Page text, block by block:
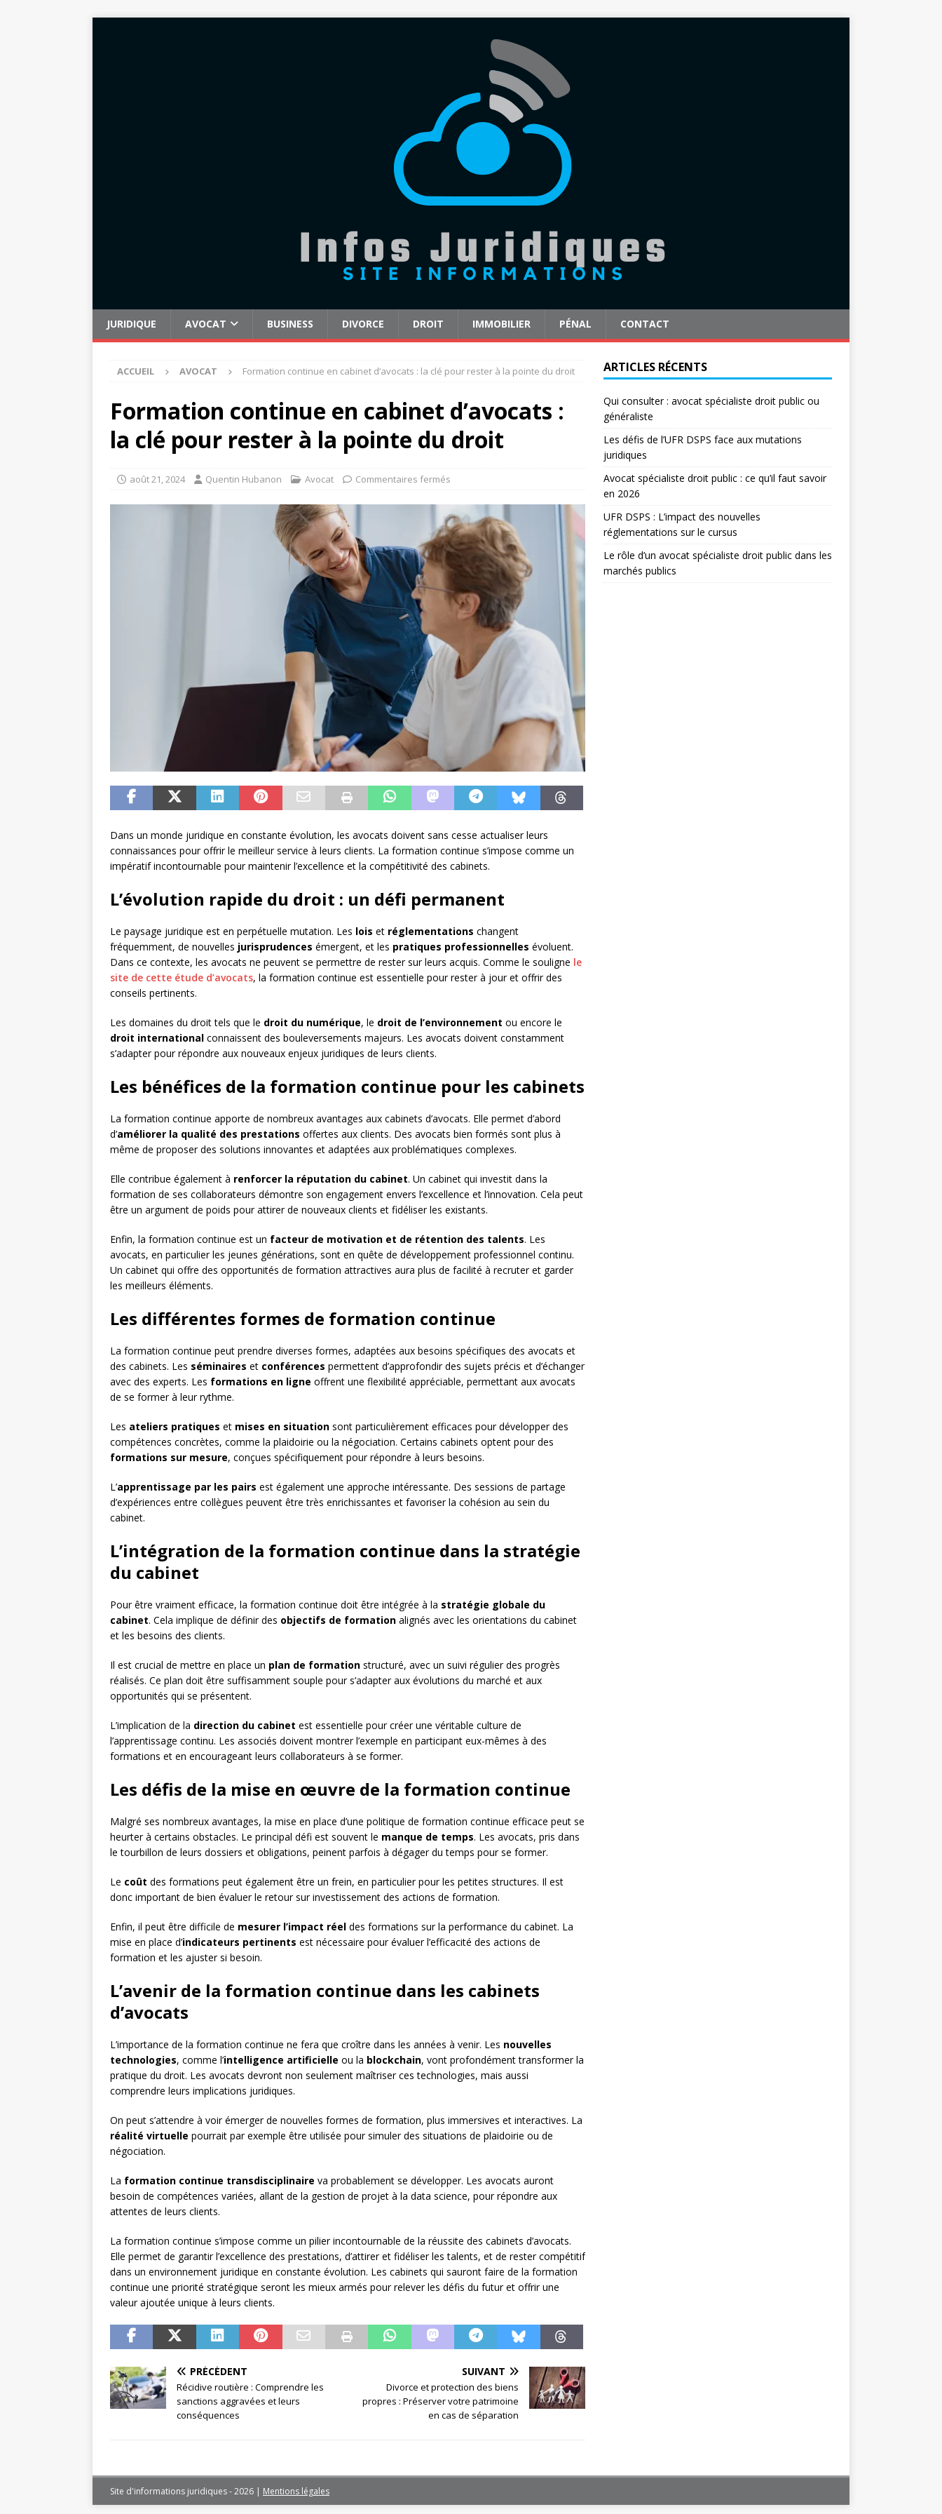
JURIDIQUE AVOCAT BUSINESS DIVORCE DROIT IMMOBILIER PÉNAL CONTACT
ACCUEIL AVOCAT Formation continue en cabinet d’avocats : la clé pour rester à la pointe du droit
Formation continue en cabinet d’avocats :
la clé pour rester à la pointe du droit
août 21, 2024 Quentin Hubanon Avocat Commentaires fermés
Dans un monde juridique en constante évolution, les avocats doivent sans cesse actualiser leurs
connaissances pour offrir le meilleur service à leurs clients. La formation continue s’impose comme un
impératif incontournable pour maintenir l’excellence et la compétitivité des cabinets.
L’évolution rapide du droit : un défi permanent
Le paysage juridique est en perpétuelle mutation. Les lois et réglementations changent
fréquemment, de nouvelles jurisprudences émergent, et les pratiques professionnelles évoluent.
Dans ce contexte, les avocats ne peuvent se permettre de rester sur leurs acquis. Comme le souligne le
site de cette étude d’avocats, la formation continue est essentielle pour rester à jour et offrir des
conseils pertinents.
Les domaines du droit tels que le droit du numérique, le droit de l’environnement ou encore le
droit international connaissent des bouleversements majeurs. Les avocats doivent constamment
s’adapter pour répondre aux nouveaux enjeux juridiques de leurs clients.
Les bénéfices de la formation continue pour les cabinets
La formation continue apporte de nombreux avantages aux cabinets d’avocats. Elle permet d’abord
d’améliorer la qualité des prestations offertes aux clients. Des avocats bien formés sont plus à
même de proposer des solutions innovantes et adaptées aux problématiques complexes.
Elle contribue également à renforcer la réputation du cabinet. Un cabinet qui investit dans la
formation de ses collaborateurs démontre son engagement envers l’excellence et l’innovation. Cela peut
être un argument de poids pour attirer de nouveaux clients et fidéliser les existants.
Enfin, la formation continue est un facteur de motivation et de rétention des talents. Les
avocats, en particulier les jeunes générations, sont en quête de développement professionnel continu.
Un cabinet qui offre des opportunités de formation attractives aura plus de facilité à recruter et garder
les meilleurs éléments.
Les différentes formes de formation continue
La formation continue peut prendre diverses formes, adaptées aux besoins spécifiques des avocats et
des cabinets. Les séminaires et conférences permettent d’approfondir des sujets précis et d’échanger
avec des experts. Les formations en ligne offrent une flexibilité appréciable, permettant aux avocats
de se former à leur rythme.
Les ateliers pratiques et mises en situation sont particulièrement efficaces pour développer des
compétences concrètes, comme la plaidoirie ou la négociation. Certains cabinets optent pour des
formations sur mesure, conçues spécifiquement pour répondre à leurs besoins.
L’apprentissage par les pairs est également une approche intéressante. Des sessions de partage
d’expériences entre collègues peuvent être très enrichissantes et favoriser la cohésion au sein du
cabinet.
L’intégration de la formation continue dans la stratégie
du cabinet
Pour être vraiment efficace, la formation continue doit être intégrée à la stratégie globale du
cabinet. Cela implique de définir des objectifs de formation alignés avec les orientations du cabinet
et les besoins des clients.
Il est crucial de mettre en place un plan de formation structuré, avec un suivi régulier des progrès
réalisés. Ce plan doit être suffisamment souple pour s’adapter aux évolutions du marché et aux
opportunités qui se présentent.
L’implication de la direction du cabinet est essentielle pour créer une véritable culture de
l’apprentissage continu. Les associés doivent montrer l’exemple en participant eux-mêmes à des
formations et en encourageant leurs collaborateurs à se former.
Les défis de la mise en œuvre de la formation continue
Malgré ses nombreux avantages, la mise en place d’une politique de formation continue efficace peut se
heurter à certains obstacles. Le principal défi est souvent le manque de temps. Les avocats, pris dans
le tourbillon de leurs dossiers et obligations, peinent parfois à dégager du temps pour se former.
Le coût des formations peut également être un frein, en particulier pour les petites structures. Il est
donc important de bien évaluer le retour sur investissement des actions de formation.
Enfin, il peut être difficile de mesurer l’impact réel des formations sur la performance du cabinet. La
mise en place d’indicateurs pertinents est nécessaire pour évaluer l’efficacité des actions de
formation et les ajuster si besoin.
L’avenir de la formation continue dans les cabinets
d’avocats
L’importance de la formation continue ne fera que croître dans les années à venir. Les nouvelles
technologies, comme l’intelligence artificielle ou la blockchain, vont profondément transformer la
pratique du droit. Les avocats devront non seulement maîtriser ces technologies, mais aussi
comprendre leurs implications juridiques.
On peut s’attendre à voir émerger de nouvelles formes de formation, plus immersives et interactives. La
réalité virtuelle pourrait par exemple être utilisée pour simuler des situations de plaidoirie ou de
négociation.
La formation continue transdisciplinaire va probablement se développer. Les avocats auront
besoin de compétences variées, allant de la gestion de projet à la data science, pour répondre aux
attentes de leurs clients.
La formation continue s’impose comme un pilier incontournable de la réussite des cabinets d’avocats.
Elle permet de garantir l’excellence des prestations, d’attirer et fidéliser les talents, et de rester compétitif
dans un environnement juridique en constante évolution. Les cabinets qui sauront faire de la formation
continue une priorité stratégique seront les mieux armés pour relever les défis du futur et offrir une
valeur ajoutée unique à leurs clients.
PRÉCÉDENT
Récidive routière : Comprendre les
sanctions aggravées et leurs
conséquences
SUIVANT
Divorce et protection des biens
propres : Préserver votre patrimoine
en cas de séparation
ARTICLES RÉCENTS
Qui consulter : avocat spécialiste droit public ou
généraliste
Les défis de l’UFR DSPS face aux mutations
juridiques
Avocat spécialiste droit public : ce qu’il faut savoir
en 2026
UFR DSPS : L’impact des nouvelles
réglementations sur le cursus
Le rôle d’un avocat spécialiste droit public dans les
marchés publics
Site d'informations juridiques - 2026 | Mentions légales